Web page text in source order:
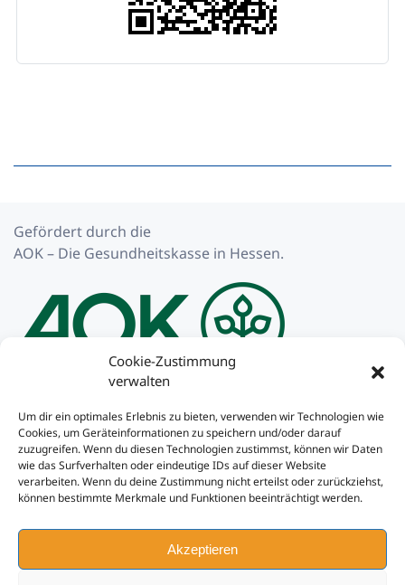
Cookie-Zustimmung
verwalten
Um dir ein optimales Erlebnis zu bieten, verwenden wir Technologien wie
Cookies, um Geräteinformationen zu speichern und/oder darauf
zuzugreifen. Wenn du diesen Technologien zustimmst, können wir Daten
wie das Surfverhalten oder eindeutige IDs auf dieser Website
verarbeiten. Wenn du deine Zustimmung nicht erteilst oder zurückziehst,
können bestimmte Merkmale und Funktionen beeinträchtigt werden.
Akzeptieren
Gefördert durch die
AOK – Die Gesundheitskasse in Hessen.
Impressum
Datenschutzerklärung
Cookie-Richtlinie
Kontakt
Unser Instagram-Kanal:
aktives_warten.de